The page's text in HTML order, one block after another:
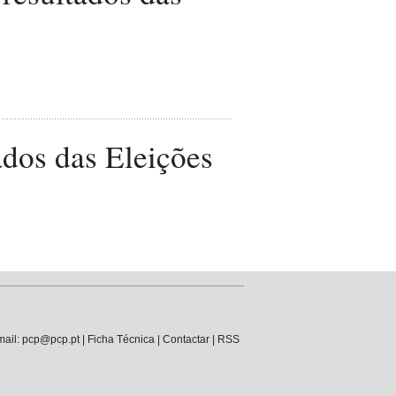
das Eleições
pcp@pcp.pt | Ficha Técnica Contactar RSS